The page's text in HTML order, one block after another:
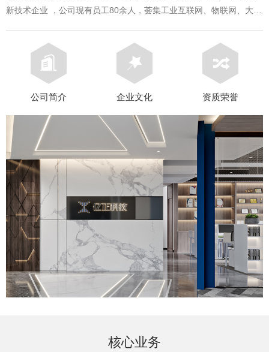
新技术企业 ，公司现有员工80余人，荟集工业互联网、物联网、大数
队68人，具有中高级职称和专业认证超过30人。
公司简介 企业文化 资质荣誉
核心业务